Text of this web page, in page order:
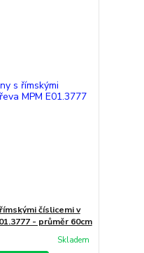
číslicemi v
- průměr 60cm
Skladem